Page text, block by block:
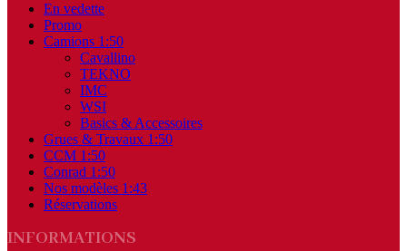
En vedette
Promo
Camions 1:50
Cavallino
TEKNO
IMC
WSI
Basics & Accessoires
Grues & Travaux 1:50
CCM 1:50
Conrad 1:50
Nos modèles 1:43
Réservations
INFORMATIONS